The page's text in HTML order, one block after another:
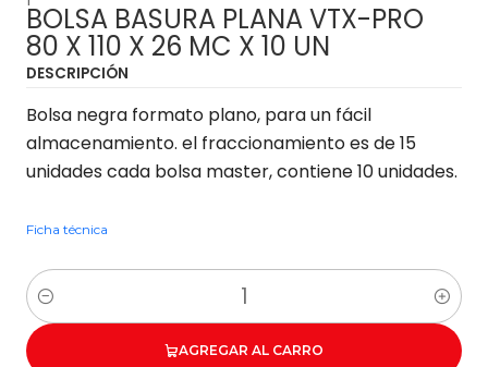
BOLSA BASURA PLANA VTX-PRO
80 X 110 X 26 MC X 10 UN
DESCRIPCIÓN
Bolsa negra formato plano, para un fácil
almacenamiento. el fraccionamiento es de 15
unidades cada bolsa master, contiene 10 unidades.
Ficha técnica
Cantidad
AGREGAR AL CARRO